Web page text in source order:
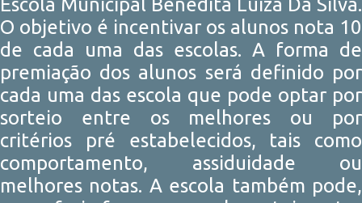
O objetivo é incentivar os alunos nota 10
de cada uma das escolas. A forma de
premiação dos alunos será definido por
cada uma das escola que pode optar por
sorteio entre os melhores ou por
critérios pré estabelecidos, tais como
comportamento, assiduidade ou
melhores notas. A escola também pode,